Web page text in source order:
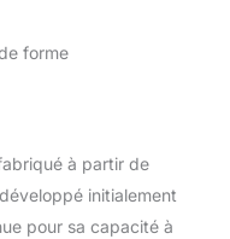
forme
à partir de
initialement
pour sa capacité à